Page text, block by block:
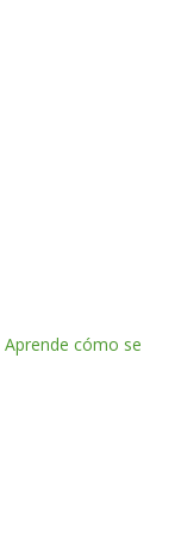
Aprende cómo se